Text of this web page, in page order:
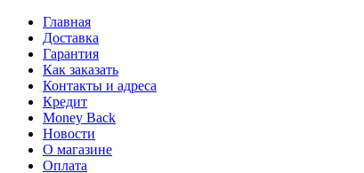
Главная
Доставка
Гарантия
Как заказать
Контакты и адреса
Кредит
Money Back
Новости
О магазине
Оплата